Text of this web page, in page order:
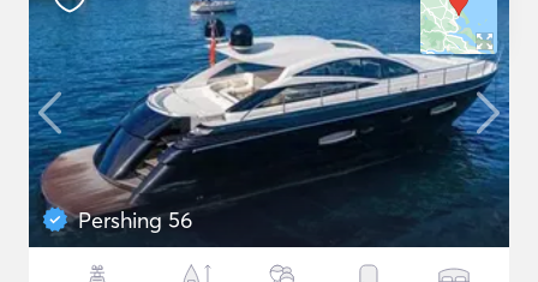
Pershing 56